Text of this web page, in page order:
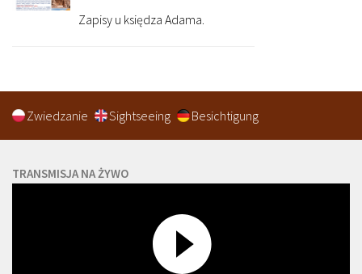
Zapisy u księdza Adama.
Zwiedzanie Sightseeing Besichtigung
TRANSMISJA NA ŻYWO